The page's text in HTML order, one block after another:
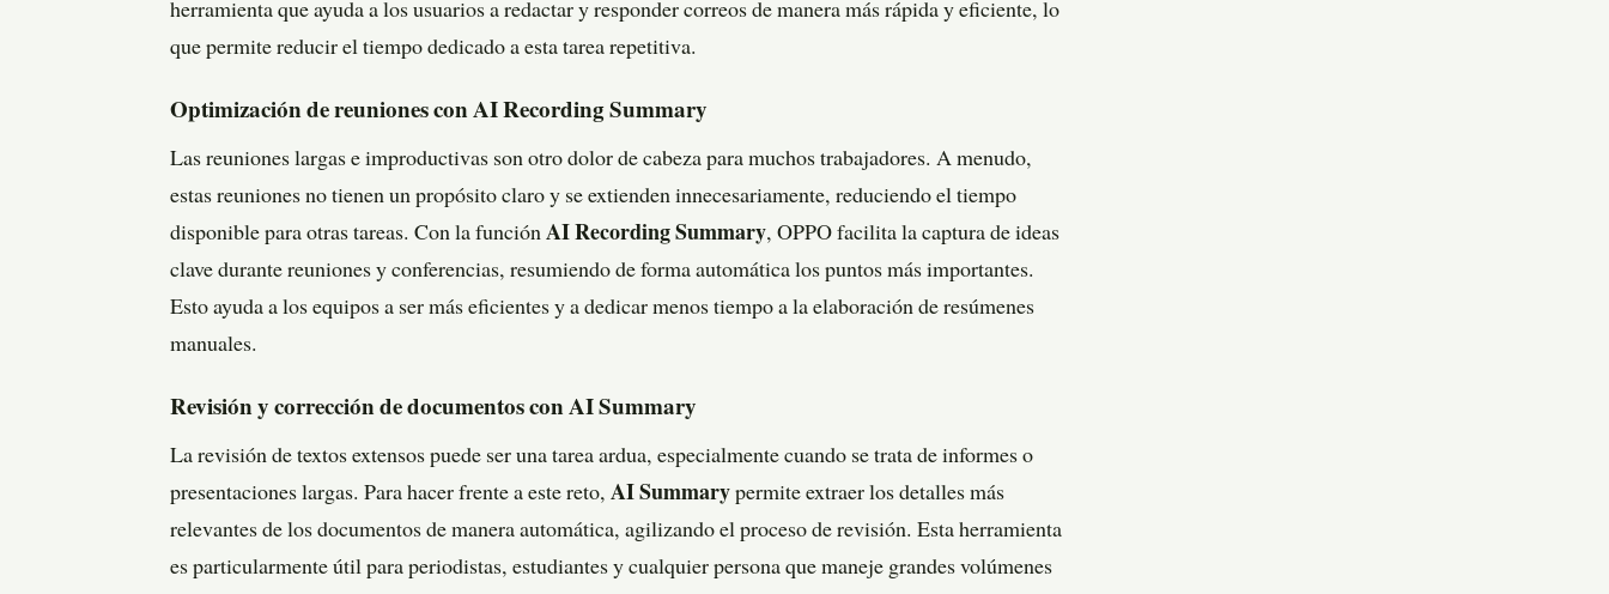
herramienta que ayuda a los usuarios a redactar y responder correos de manera más rápida y eficiente, lo
que permite reducir el tiempo dedicado a esta tarea repetitiva.
Optimización de reuniones con AI Recording Summary
Las reuniones largas e improductivas son otro dolor de cabeza para muchos trabajadores. A menudo,
estas reuniones no tienen un propósito claro y se extienden innecesariamente, reduciendo el tiempo
disponible para otras tareas. Con la función AI Recording Summary, OPPO facilita la captura de ideas
clave durante reuniones y conferencias, resumiendo de forma automática los puntos más importantes.
Esto ayuda a los equipos a ser más eficientes y a dedicar menos tiempo a la elaboración de resúmenes
manuales.
Revisión y corrección de documentos con AI Summary
La revisión de textos extensos puede ser una tarea ardua, especialmente cuando se trata de informes o
presentaciones largas. Para hacer frente a este reto, AI Summary permite extraer los detalles más
relevantes de los documentos de manera automática, agilizando el proceso de revisión. Esta herramienta
es particularmente útil para periodistas, estudiantes y cualquier persona que maneje grandes volúmenes